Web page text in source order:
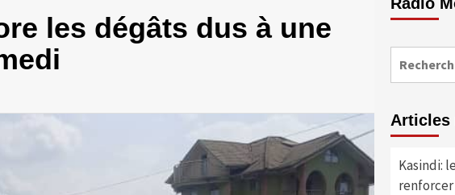
les dégâts dus à une
Articles
Kasindi: